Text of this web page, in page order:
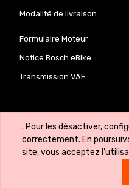
. Pour les désactiver,
correctement. En
site, vous acceptez
Modalité de livraison
Formulaire Moteur
Notice Bosch eBike
Transmission VAE
Copyright © VeloLab.lu 🇱🇺